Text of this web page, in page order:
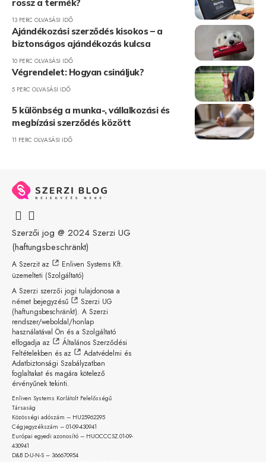
rossz a termék?
13 PERC OLVASÁSI IDŐ
Ajándékozási szerződés kisokos – a
biztonságos ajándékozás kulcsa
10 PERC OLVASÁSI IDŐ
Végrendelet: Hogyan csináljuk?
5 PERC OLVASÁSI IDŐ
5 különbség a munka-, vállalkozási és
megbízási szerződés között
11 PERC OLVASÁSI IDŐ
Szerzői jog @ 2024 Szerzi UG
(haftungsbeschränkt)
A Szerzit az
Enliven Systems Kft.
üzemelteti (Szolgáltató)
A Szerzi szerzői jogi tulajdonosa a
német bejegyzésű
Szerzi UG
(haftungsbeschränkt). A Szerzi
rendszer/weboldal/honlap
használatával Ön és a Szolgáltató
elfogadja az
Általános Szerződési
Feltételekben és az
Adatvédelmi és
Adatbiztonsági Szabályzatban
foglaltakat és magára kötelező
érvényűnek tekinti.
Enliven Systems Korlátolt Felelősségű
Társaság
Közösségi adószám – HU25962295
Cégjegyzékszám – 01-09-430941
Európai egyedi azonosító – HUOCCCSZ.01-09-
430941
D&B D-U-N-S – 366670954